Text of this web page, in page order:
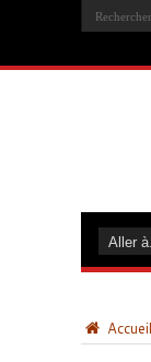
Accueil